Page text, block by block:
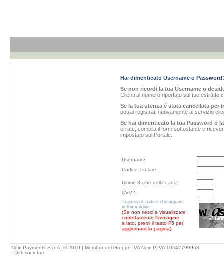
Hai dimenticato Username o
Se non ricordi la tua Username o
Clienti al numero riportato sul tuo estratto
Se la tua utenza è stata cancellata per
potrai registrati nuovamente al servizio
Se hai dimenticato la tua Password o
errate, compila il form sottostante e
impostato sul Portale.
Username:
Codice Titolare:
Ultime 3 cifre della carta:
CVV2:
Trascrivi il codice che appare
nell'immagine.
(Se non riesci a visualizzare
correttamente l'immagine
a lato, premi il tasto F5 per
aggiornare la pagina)
Nexi Payments S.p.A. © 2019 | Membro del Gruppo IVA Nexi P.IVA 10542790968
| Dati societari